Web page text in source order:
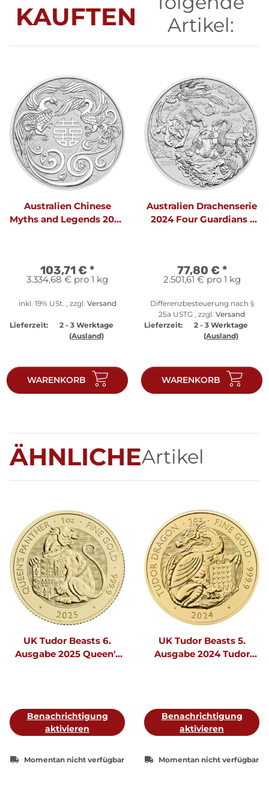
KAUFTEN
Artikel:
Australien Chinese
Myths and Legends 2025
103,71 € *
3.334,68 € pro 1 kg
inkl. 19% USt. , zzgl. Versand
Lieferzeit:
2 - 3 Werktage
(Ausland)
WARENKORB
Australien Drachenserie
2024 Four Guardians 1
77,80 € *
2.501,61 € pro 1 kg
Differenzbesteuerung nach §
25a USTG , zzgl. Versand
Lieferzeit:
2 - 3 Werktage
(Ausland)
WARENKORB
ÄHNLICHEArtikel
UK Tudor Beasts 6.
Ausgabe 2025 Queen's
Benachrichtigung
aktivieren
Momentan nicht verfügbar
UK Tudor Beasts 5.
Ausgabe 2024 Tudor
Benachrichtigung
aktivieren
Momentan nicht verfügbar